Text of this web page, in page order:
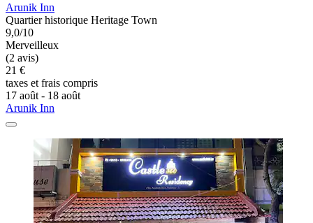
Arunik Inn
Quartier historique Heritage Town
9,0/10
Merveilleux
(2 avis)
21 €
taxes et frais compris
17 août - 18 août
Arunik Inn